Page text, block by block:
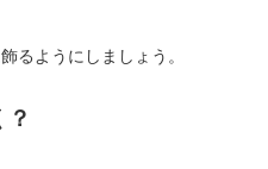
るようにしましょう。